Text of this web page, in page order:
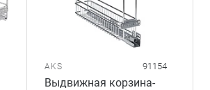
AKS 91154
Выдвижная корзина-